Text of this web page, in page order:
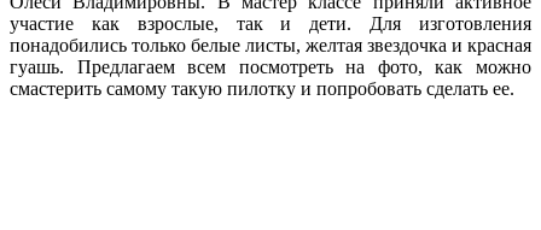
участие как взрослые, так и дети. Для изготовления
понадобились только белые листы, желтая звездочка и красная
гуашь. Предлагаем всем посмотреть на фото, как можно
смастерить самому такую пилотку и попробовать сделать ее.